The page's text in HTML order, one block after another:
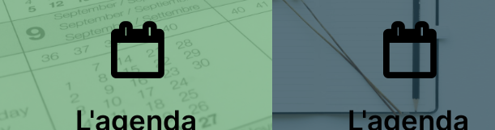
L'agenda
L'agenda